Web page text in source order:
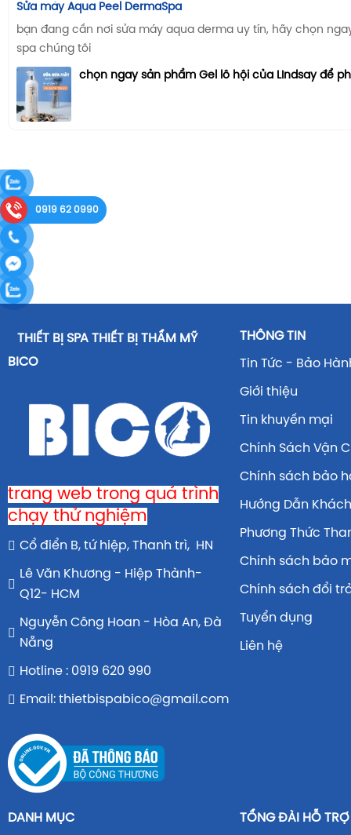
Sửa máy Aqua Peel DermaSpa
bạn đang cần nơi sửa máy aqua derma uy tín, hãy chọn
spa chúng tôi
chọn ngay sản phẩm Gel lô hội của LIndsay để
0919 62 0990
THIẾT BỊ SPA THIẾT BỊ THẨM MỸ
BICO
trang web trong quá trình
chạy thử nghiệm
Cổ điển B, tứ hiệp, Thanh trì, HN
Lê Văn Khương - Hiệp Thành-
Q12- HCM
Nguyễn Công Hoan - Hòa An, Đà
Nẵng
Hotline : 0919 620 990
Email: thietbispabico@gmail.com
THÔNG TIN
Tin Tức - Bảo
Giới thiệu
Tin khuyến mại
Chính Sách Vận
Chính sách bảo
Hướng Dẫn
Phương Thức
Chính sách bảo
Chính sách đổi
Tuyển dụng
Liên hệ
DANH MỤC TỔNG ĐÀI HỖ TRỢ